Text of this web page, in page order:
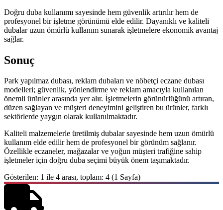
Doğru duba kullanımı sayesinde hem güvenlik artırılır hem de
profesyonel bir işletme görünümü elde edilir. Dayanıklı ve kaliteli
dubalar uzun ömürlü kullanım sunarak işletmelere ekonomik avantaj
sağlar.
Sonuç
Park yapılmaz dubası, reklam dubaları ve nöbetçi eczane dubası
modelleri; güvenlik, yönlendirme ve reklam amacıyla kullanılan
önemli ürünler arasında yer alır. İşletmelerin görünürlüğünü artıran,
düzen sağlayan ve müşteri deneyimini geliştiren bu ürünler, farklı
sektörlerde yaygın olarak kullanılmaktadır.
Kaliteli malzemelerle üretilmiş dubalar sayesinde hem uzun ömürlü
kullanım elde edilir hem de profesyonel bir görünüm sağlanır.
Özellikle eczaneler, mağazalar ve yoğun müşteri trafiğine sahip
işletmeler için doğru duba seçimi büyük önem taşımaktadır.
Gösterilen: 1 ile 4 arası, toplam: 4 (1 Sayfa)